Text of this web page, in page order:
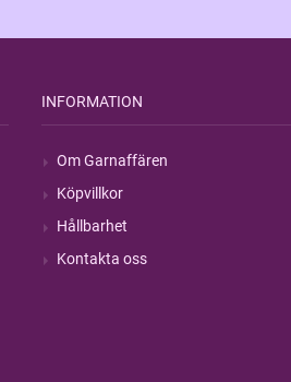
INFORMATION
Om Garnaffären
Köpvillkor
Hållbarhet
Kontakta oss